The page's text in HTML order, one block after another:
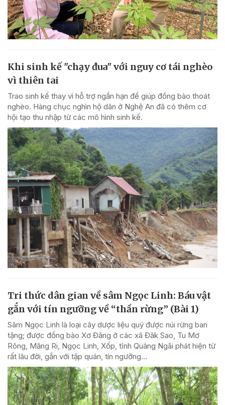
Khi sinh kế "chạy đua" với nguy cơ tái nghèo
vì thiên tai
Trao sinh kế thay vì hỗ trợ ngắn hạn để giúp đồng bào thoát
nghèo. Hàng chục nghìn hộ dân ở Nghệ An đã có thêm cơ
hội tạo thu nhập từ các mô hình sinh kế.
Tri thức dân gian về sâm Ngọc Linh: Báu vật
gắn với tín ngưỡng về “thần rừng” (Bài 1)
Sâm Ngọc Linh là loại cây dược liệu quý được núi rừng ban
tặng; được đồng bào Xơ Đăng ở các xã Đăk Sao, Tu Mơ
Rông, Măng Ri, Ngọc Linh, Xốp, tỉnh Quảng Ngãi phát hiện từ
rất lâu đời, gắn với tập quán, tín ngưỡng...